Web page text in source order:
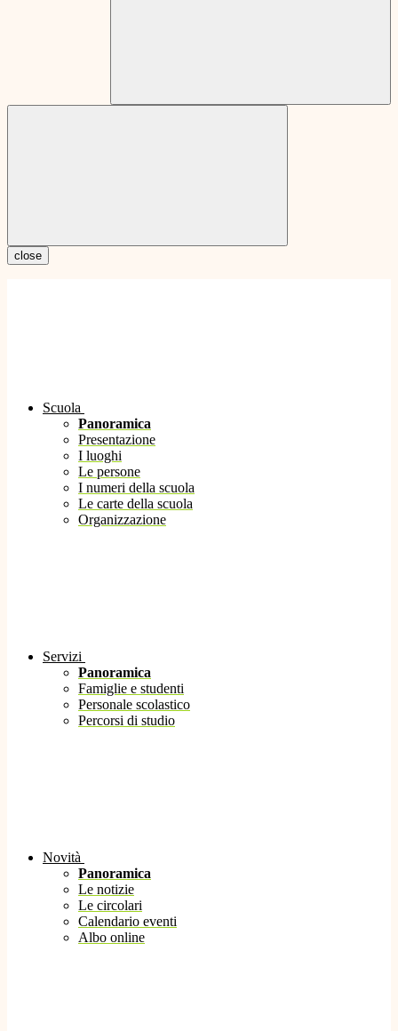
close
Scuola
Panoramica
Presentazione
I luoghi
Le persone
I numeri della scuola
Le carte della scuola
Organizzazione
Servizi
Panoramica
Famiglie e studenti
Personale scolastico
Percorsi di studio
Novità
Panoramica
Le notizie
Le circolari
Calendario eventi
Albo online